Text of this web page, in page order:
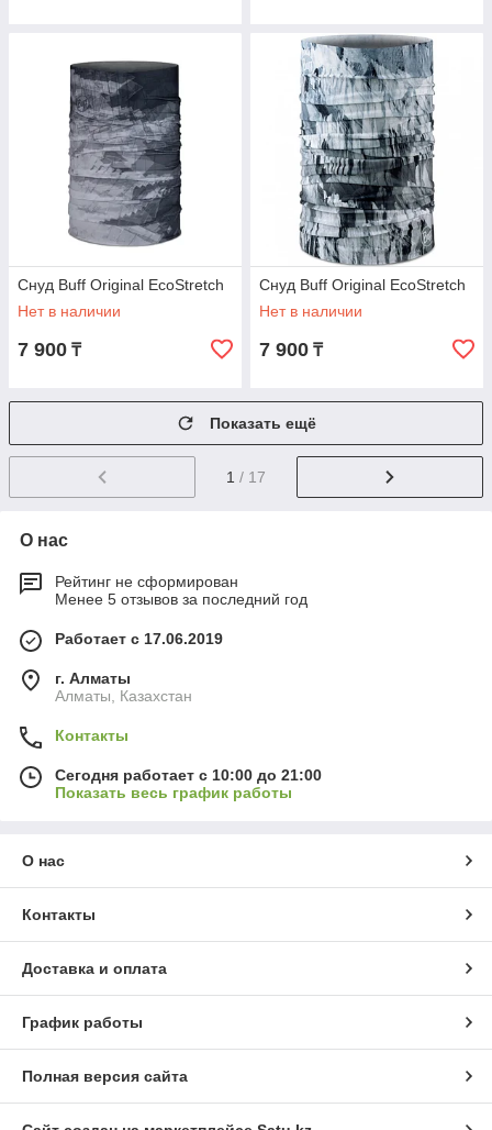
Снуд Buff Original EcoStretch
Нет в наличии
7 900 ₸
Снуд Buff Original EcoStretch
Нет в наличии
7 900 ₸
Показать ещё
1 / 17
О нас
Рейтинг не сформирован
Менее 5 отзывов за последний год
Работает с 17.06.2019
г. Алматы
Алматы, Казахстан
Контакты
Сегодня работает с 10:00 до 21:00
Показать весь график работы
О нас
Контакты
Доставка и оплата
График работы
Полная версия сайта